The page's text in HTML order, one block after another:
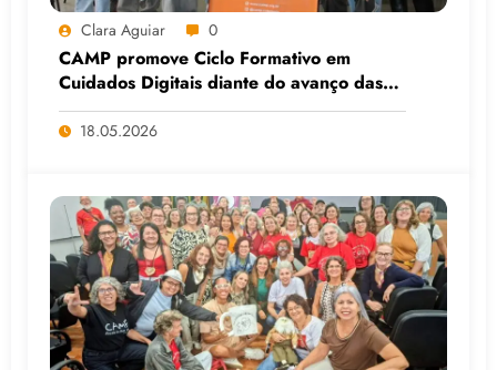
Clara Aguiar 0
CAMP promove Ciclo Formativo em
Cuidados Digitais diante do avanço das
Big Techs e da IA
18.05.2026